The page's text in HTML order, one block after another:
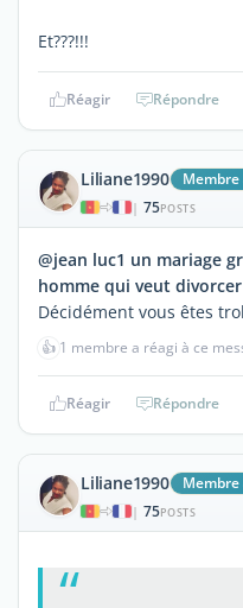
Et???!!!
Réagir Répondre
Liliane1990
| 75POSTS
@jean luc1 un mariage
homme qui veut divorcer
Décidément vous êtes
👍 1 membre a réagi à ce
Réagir Répondre
Liliane1990
| 75POSTS